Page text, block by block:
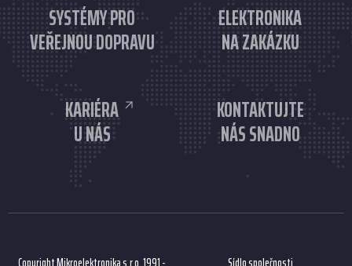
SYSTÉMY PRO
VEŘEJNOU DOPRAVU
ELEKTRONIKA
NA ZAKÁZKU
KARIÉRA
U NÁS
KONTAKTUJTE
NÁS SNADNO